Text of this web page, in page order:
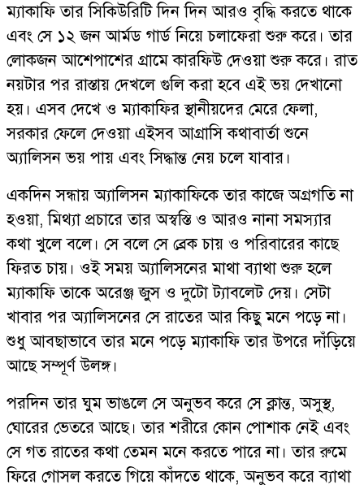
ম্যাকাফি তার সিকিউরিটি দিন দিন আরও বৃদ্ধি করতে থাকে
এবং সে ১২ জন আর্মড গার্ড নিয়ে চলাফেরা শুরু করে। তার
লোকজন আশেপাশের গ্রামে কারফিউ দেওয়া শুরু করে। রাত
নয়টার পর রাস্তায় দেখলে গুলি করা হবে এই ভয় দেখানো
হয়। এসব দেখে ও ম্যাকাফির স্থানীয়দের মেরে ফেলা,
সরকার ফেলে দেওয়া এইসব আগ্রাসি কথাবার্তা শুনে
অ্যালিসন ভয় পায় এবং সিদ্ধান্ত নেয় চলে যাবার।
একদিন সন্ধায় অ্যালিসন ম্যাকাফিকে তার কাজে অগ্রগতি না
হওয়া, মিথ্যা প্রচারে তার অস্বস্তি ও আরও নানা সমস্যার
কথা খুলে বলে। সে বলে সে ব্রেক চায় ও পরিবারের কাছে
ফিরত চায়। ওই সময় অ্যালিসনের মাথা ব্যাথা শুরু হলে
ম্যাকাফি তাকে অরেঞ্জ জুস ও দুটো ট্যাবলেট দেয়। সেটা
খাবার পর অ্যালিসনের সে রাতের আর কিছু মনে পড়ে না।
শুধু আবছাভাবে তার মনে পড়ে ম্যাকাফি তার উপরে দাঁড়িয়ে
আছে সম্পূর্ণ উলঙ্গ।
পরদিন তার ঘুম ভাঙলে সে অনুভব করে সে ক্লান্ত, অসুস্থ,
ঘোরের ভেতরে আছে। তার শরীরে কোন পোশাক নেই এবং
সে গত রাতের কথা তেমন মনে করতে পারে না। তার রুমে
ফিরে গোসল করতে গিয়ে কাঁদতে থাকে, অনুভব করে ব্যাথা